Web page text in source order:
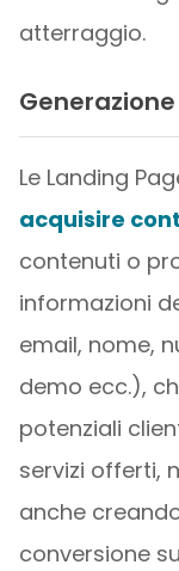
atterraggio.
Le Landing
acquisire
contenuti o
informazioni
email, nome,
demo ecc.),
potenziali
servizi offerti,
anche
conversione